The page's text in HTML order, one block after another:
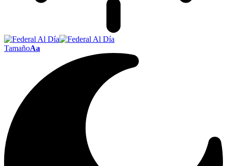
TamañoAa